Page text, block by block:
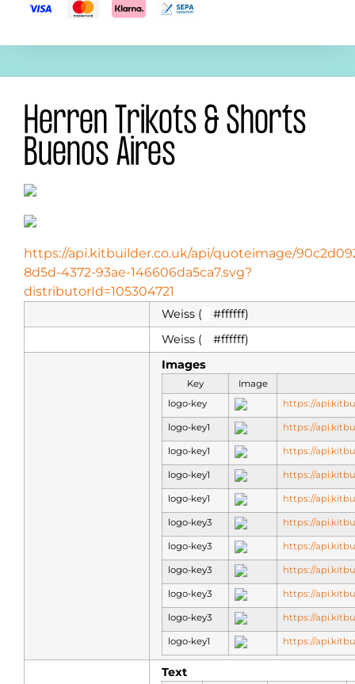
Herren Trikots & Shorts
Buenos Aires
https://api.kitbuilder.co.uk/api/quoteimage/
8d5d-4372-93ae-146606da5ca7.svg?
distributorId=105304721
Weiss (
#ffffff)
Weiss (
#ffffff)
Images
Key
Image
logo-key
https://
logo-key1 https://
logo-key1 https://
logo-key1 https://
logo-key1 https://
logo-key3 https://
logo-key3 https://
logo-key3 https://
logo-key3 https://
logo-key3 https://
logo-key1 https://
Text